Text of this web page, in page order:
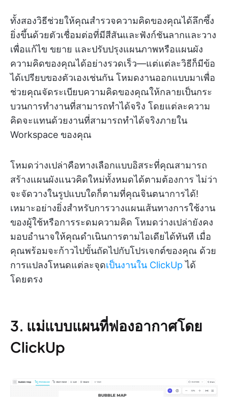
ทั้งสองวิธีช่วยให้คุณสำรวจความคิดของคุณได้ลึกซึ้ง
ยิ่งขึ้นด้วยตัวเชื่อมต่อที่มีสีสันและฟังก์ชันลากและวาง
เพื่อแก้ไข ขยาย และปรับปรุงแผนภาพหรือแผนผัง
ความคิดของคุณได้อย่างรวดเร็ว—แต่แต่ละวิธีก็มีข้อ
ได้เปรียบของตัวเองเช่นกัน โหมดงานออกแบบมาเพื่อ
ช่วยคุณจัดระเบียบความคิดของคุณให้กลายเป็นกระ
บวนการทำงานที่สามารถทำได้จริง โดยแต่ละความ
คิดจะแทนด้วยงานที่สามารถทำได้จริงภายใน
Workspace ของคุณ
โหมดว่างเปล่าคือทางเลือกแบบอิสระที่คุณสามารถ
สร้างแผนผังแนวคิดใหม่ทั้งหมดได้ตามต้องการ ไม่ว่า
จะจัดวางในรูปแบบใดก็ตามที่คุณจินตนาการได้!
เหมาะอย่างยิ่งสำหรับการวางแผนเส้นทางการใช้งาน
ของผู้ใช้หรือการระดมความคิด โหมดว่างเปล่ายังคง
มอบอำนาจให้คุณดำเนินการตามไอเดียได้ทันที เมื่อ
คุณพร้อมจะก้าวไปขั้นถัดไปกับโปรเจกต์ของคุณ ด้วย
การแปลงโหนดแต่ละจุดเป็นงานใน ClickUp ได้
โดยตรง
3. แม่แบบแผนที่ฟองอากาศโดย
ClickUp